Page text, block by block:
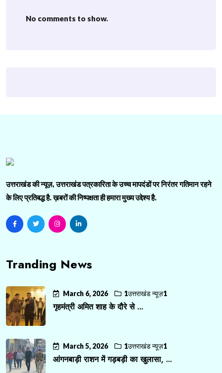
No comments to show.
उत्तराखंड की न्यूज़, उत्तराखंड पत्रकारिता के उच्च मापदंडों पर निरंतर गतिमान रहने
के लिए प्रतिबद्ध है. ख़बरों की निष्पक्षता ही हमारा मुख्य उद्देश्य है.
Tranding News
March 6, 2026 1उत्तराखंड न्यूज़1
गृहमंत्री अमित शाह के दौरे से ...
March 5, 2026 1उत्तराखंड न्यूज़1
आंगनबाड़ी राशन में गड़बड़ी का खुलासा, ...